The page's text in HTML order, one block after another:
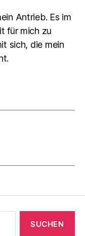
Antrieb. Es im
für mich zu
sich, die mein